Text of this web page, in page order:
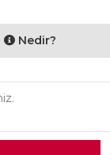
Nedir?